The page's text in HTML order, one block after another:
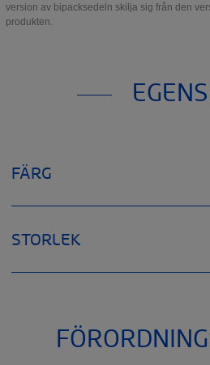
version av bipacksedeln skilja sig från den
produkten.
FÄRG
STORLEK